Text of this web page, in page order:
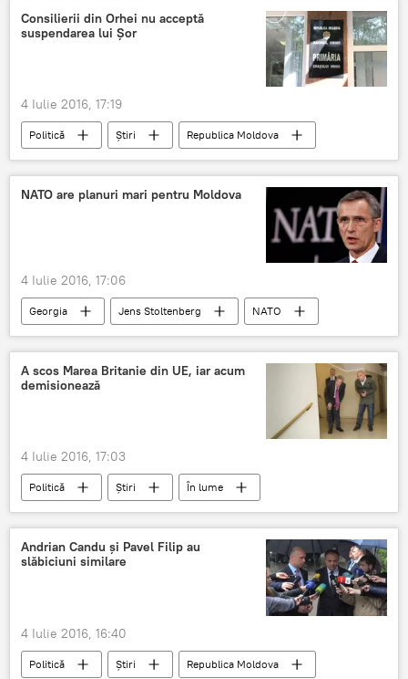
ambuteiaj
Consilierii din Orhei nu acceptă
suspendarea lui Șor
4 Iulie 2016, 17:19
Politică Știri
Republica Moldova
Orhei
Consiliu
Proteste
Ilan Șor
Consilieri locali
NATO are planuri mari pentru Moldova
4 Iulie 2016, 17:06
Georgia Jens Stoltenberg
NATO
extindere
consolidare
Buget militar
Summitul NATO: mituri şi realităţi
A scos Marea Britanie din UE, iar acum
demisionează
4 Iulie 2016, 17:03
Politică Știri
În lume
Europa
Marea Britanie
Uniunea Europeană
BREXIT
Nigel Farage
Andrian Candu şi Pavel Filip au
slăbiciuni similare
4 Iulie 2016, 16:40
Politică Știri Republica Moldova